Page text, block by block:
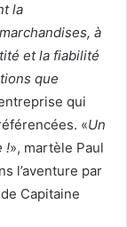
la
à
et la fiabilité
que
qui
«Un
!», martèle Paul
l’aventure par
Capitaine